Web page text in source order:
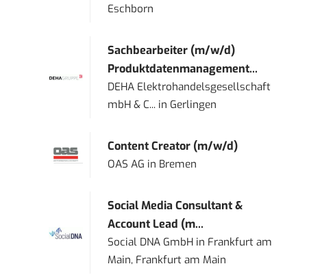
Eschborn
Sachbearbeiter (m/w/d)
Produktdatenmanagement...
DEHA Elektrohandelsgesellschaft
mbH & C... in Gerlingen
Content Creator (m/w/d)
OAS AG in Bremen
Social Media Consultant &
Account Lead (m...
Social DNA GmbH in Frankfurt am
Main, Frankfurt am Main